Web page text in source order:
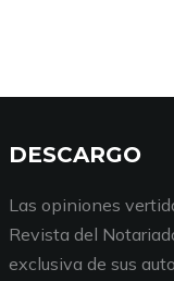
DESCARGO
Las opiniones
Revista del
exclusiva de sus